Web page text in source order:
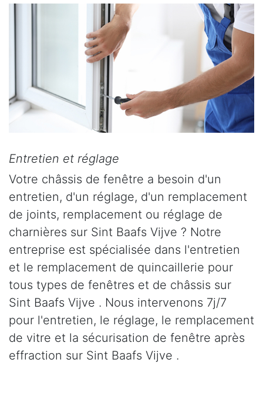
Entretien et réglage
Votre châssis de fenêtre a besoin d'un
entretien, d'un réglage, d'un remplacement
de joints, remplacement ou réglage de
charnières sur Sint Baafs Vijve ? Notre
entreprise est spécialisée dans l'entretien
et le remplacement de quincaillerie pour
tous types de fenêtres et de châssis sur
Sint Baafs Vijve . Nous intervenons 7j/7
pour l'entretien, le réglage, le remplacement
de vitre et la sécurisation de fenêtre après
effraction sur Sint Baafs Vijve .